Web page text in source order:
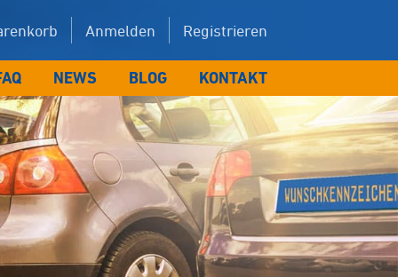
Anmelden Registrieren
NEWS BLOG KONTAKT